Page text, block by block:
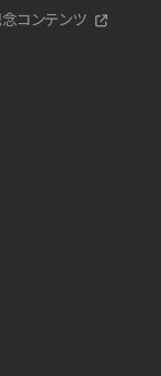
コンテンツ